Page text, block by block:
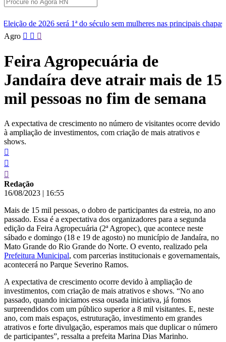
do século sem mulheres nas principais chapas
Renan diz que
Pular
para
conteúdo
Agro
Feira Agropecuária de
Jandaíra deve atrair mais de 15
mil pessoas no fim de semana
A expectativa de crescimento no número de visitantes ocorre devido
à ampliação de investimentos, com criação de mais atrativos e
shows.
Redação
16/08/2023 | 16:55
Mais de 15 mil pessoas, o dobro de participantes da estreia, no ano
passado. Essa é a expectativa dos organizadores para a segunda
edição da Feira Agropecuária (2ª Agropec), que acontece neste
sábado e domingo (18 e 19 de agosto) no município de Jandaíra, no
Mato Grande do Rio Grande do Norte. O evento, realizado pela
Prefeitura Municipal, com parcerias institucionais e governamentais,
acontecerá no Parque Severino Ramos.
A expectativa de crescimento ocorre devido à ampliação de
investimentos, com criação de mais atrativos e shows. “No ano
passado, quando iniciamos essa ousada iniciativa, já fomos
surpreendidos com um público superior a 8 mil visitantes. E, neste
ano, com mais espaços, estruturação, investimento em grandes
atrativos e forte divulgação, esperamos mais que duplicar o número
de participantes”, ressalta a prefeita Marina Dias Marinho.